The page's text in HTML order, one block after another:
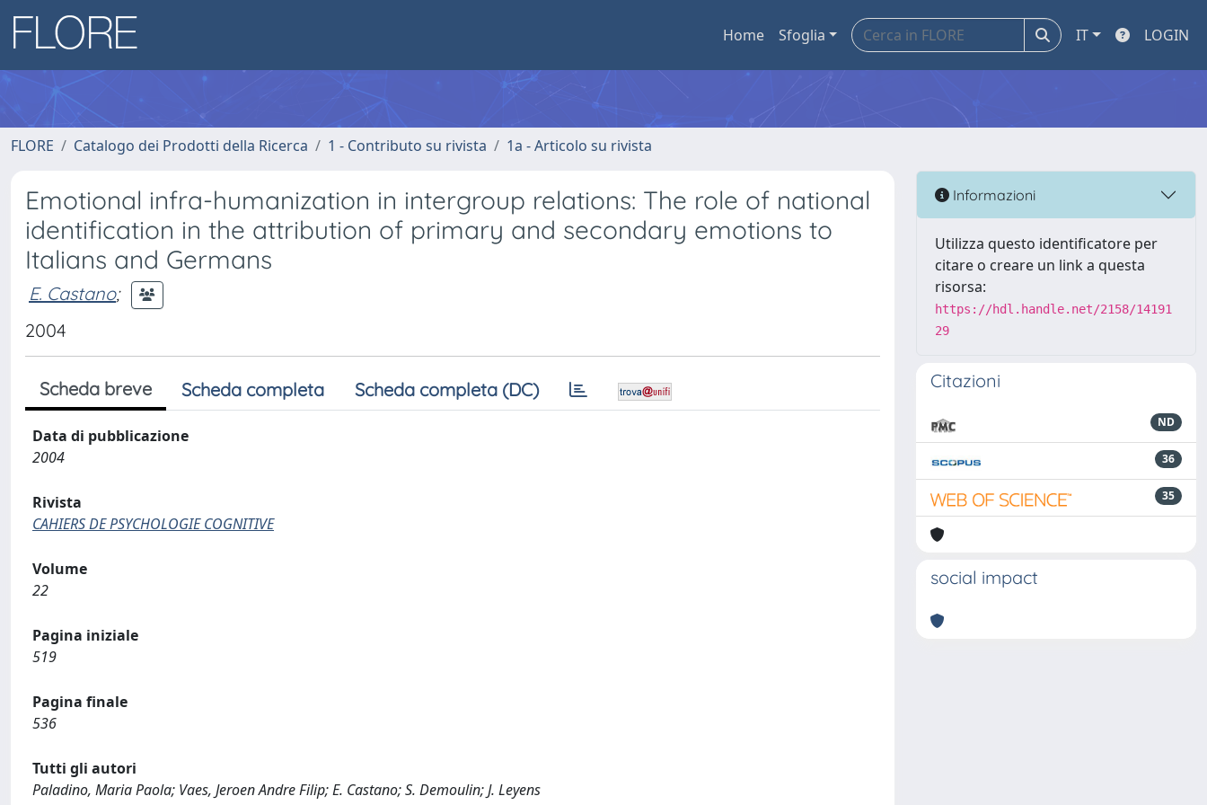
Home Sfoglia IT LOGIN
FLORE Catalogo dei Prodotti della Ricerca 1 - Contributo su rivista 1a - Articolo su rivista
Emotional infra-humanization in intergroup relations: The role of national
identification in the attribution of primary and secondary emotions to
Italians and Germans
E. Castano;
2004
Scheda breve Scheda completa Scheda completa (DC)
Data di pubblicazione
2004
Rivista
CAHIERS DE PSYCHOLOGIE COGNITIVE
Volume
22
Pagina iniziale
519
Pagina finale
536
Tutti gli autori
Paladino, Maria Paola; Vaes, Jeroen Andre Filip; E. Castano; S. Demoulin; J. Leyens
Informazioni
Utilizza questo identificatore per
citare o creare un link a questa
risorsa:
https://hdl.handle.net/2158/14191
29
Citazioni
ND
36
35
social impact